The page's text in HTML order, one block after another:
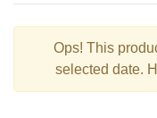
Ops! This
selected date.